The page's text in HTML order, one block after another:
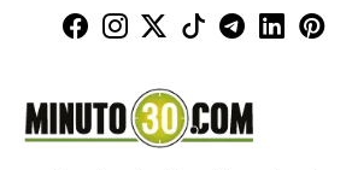
Minuto30 en Facebook
Minuto30 en
Minuto30 en X
Minuto30 en
Canal